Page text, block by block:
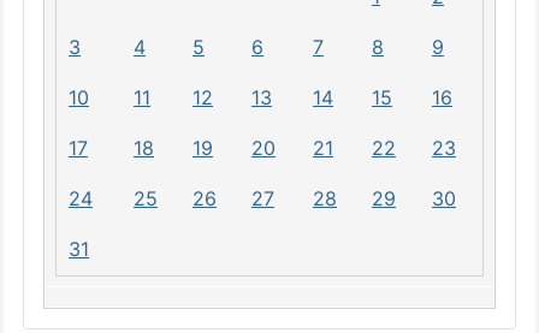
3 4 5 6 7 8 9
10 11 12 13 14 15 16
17 18 19 20 21 22 23
24 25 26 27 28 29 30
31